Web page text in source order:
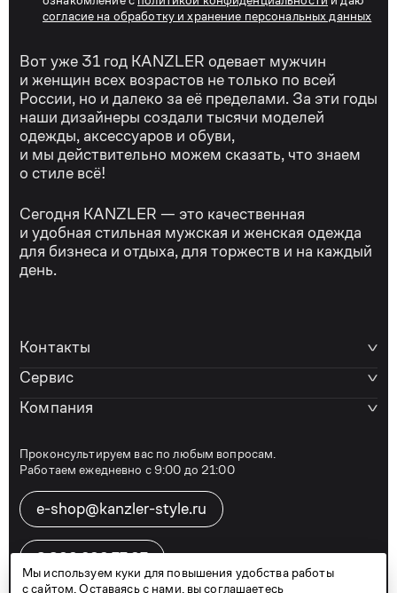
согласие на обработку и хранение персональных данных
Вот уже 31 год KANZLER одевает мужчин
и женщин всех возрастов не только по всей
России, но и далеко за её пределами. За эти годы
наши дизайнеры создали тысячи моделей
одежды, аксессуаров и обуви,
и мы действительно можем сказать, что знаем
о стиле всё!
Сегодня KANZLER — это качественная
и удобная стильная мужская и женская одежда
для бизнеса и отдыха, для торжеств и на каждый
день.
Контакты
Сервис
Компания
Проконсультируем вас по любым вопросам.
Работаем ежедневно с 9:00 до 21:00
e-shop@kanzler-style.ru
8 800 600 77 07
Мы используем куки для повышения удобства работы
с сайтом. Оставаясь с нами, вы соглашаетесь